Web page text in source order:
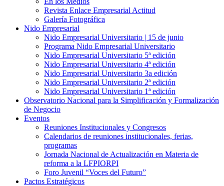
Revista Enlace Empresarial Actitud
Galería Fotográfica
Nido Empresarial
Nido Empresarial Universitario | 15 de junio
Programa Nido Empresarial Universitario
Nido Empresarial Universitario 5ª edición
Nido Empresarial Universitario 4ª edición
Nido Empresarial Universitario 3a edición
Nido Empresarial Universitario 2ª edición
Nido Empresarial Universitario 1ª edición
Observatorio Nacional para la Simplificación y Formalización
de Negocio
Eventos
Reuniones Institucionales y Congresos
Calendarios de reuniones institucionales, ferias,
programas
Jornada Nacional de Actualización en Materia de
reforma a la LFPIORPI
Foro Juvenil “Voces del Futuro”
Pactos Estratégicos